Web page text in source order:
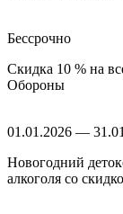
Бессрочно
Скидка 10 % на
Обороны
01.01.2026 —
Новогодний
алкоголя со